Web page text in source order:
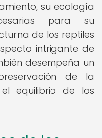
su ecología
para su
de los reptiles
intrigante de
desempeña un
de la
equilibrio de los